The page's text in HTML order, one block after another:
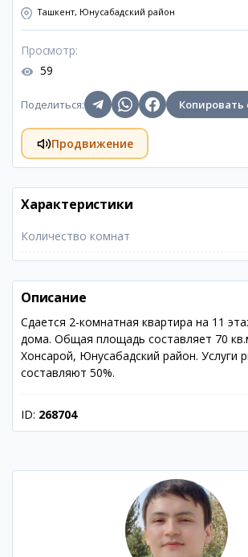
Ташкент, Юнусабадский район
Просмотр:
59
Поделиться: Копировать
Продвижение
Характеристики
Количество комнат
Описание
Сдается 2-комнатная квартира на 11
дома. Общая площадь составляет 70
Хонсарой, Юнусабадский район. Услуги
составляют 50%.
ID: 268704